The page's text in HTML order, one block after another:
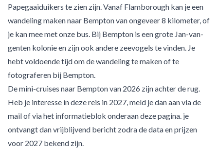
Papegaaiduikers te zien zijn. Vanaf Flamborough kan je een
wandeling maken naar Bempton van ongeveer 8 kilometer, of
je kan mee met onze bus. Bij Bempton is een grote Jan-van-
genten kolonie en zijn ook andere zeevogels te vinden. Je
hebt voldoende tijd om de wandeling te maken of te
fotograferen bij Bempton.
De mini-cruises naar Bempton van 2026 zijn achter de rug.
Heb je interesse in deze reis in 2027, meld je dan aan via de
mail of via het informatieblok onderaan deze pagina. je
ontvangt dan vrijblijvend bericht zodra de data en prijzen
voor 2027 bekend zijn.